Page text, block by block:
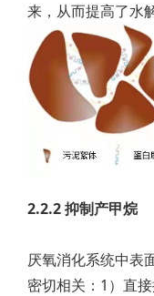
来，从而提高了水
2.2.2 抑制产甲烷
厌氧消化系统中表
密切相关：1）直